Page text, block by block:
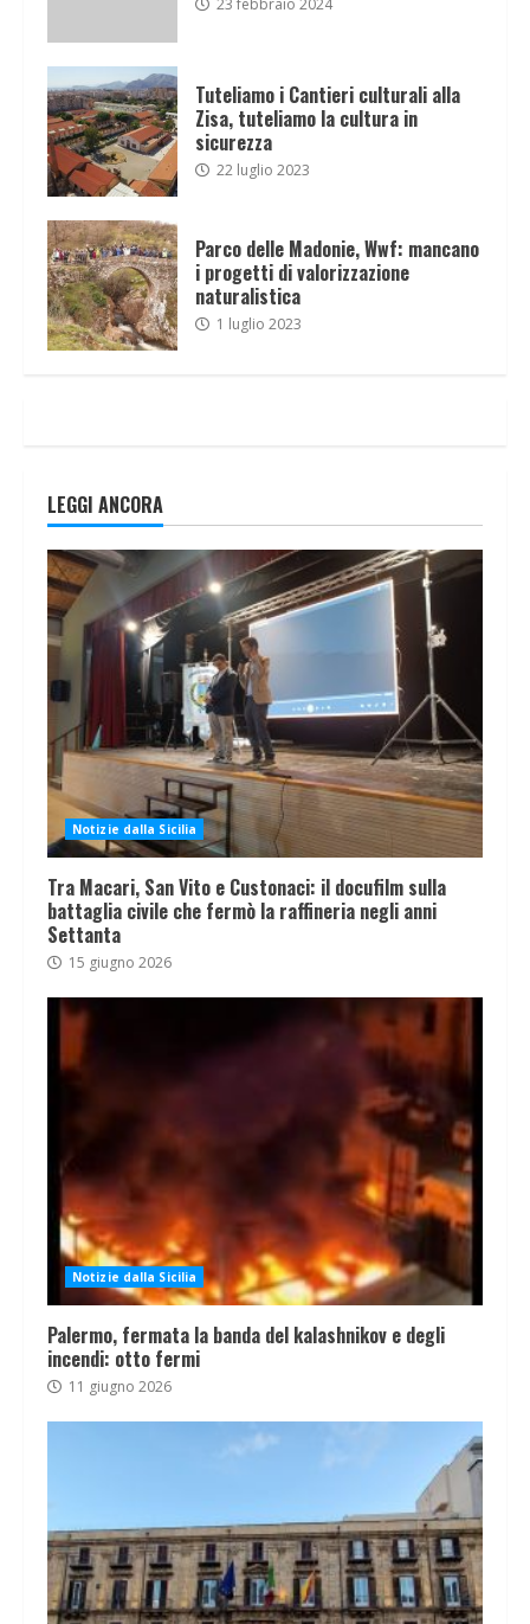
Tuteliamo i Cantieri culturali alla
Zisa, tuteliamo la cultura in
sicurezza
22 luglio 2023
Parco delle Madonie, Wwf: mancano
i progetti di valorizzazione
naturalistica
1 luglio 2023
LEGGI ANCORA
Notizie dalla Sicilia
Tra Macari, San Vito e Custonaci: il docufilm sulla
battaglia civile che fermò la raffineria negli anni
Settanta
15 giugno 2026
Notizie dalla Sicilia
Palermo, fermata la banda del kalashnikov e degli
incendi: otto fermi
11 giugno 2026